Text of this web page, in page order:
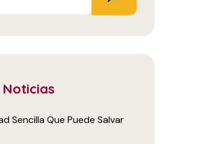
Sencilla Que Puede Salvar